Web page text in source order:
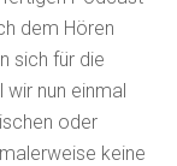
dem Hören
sich für die
nun einmal
oder
keine